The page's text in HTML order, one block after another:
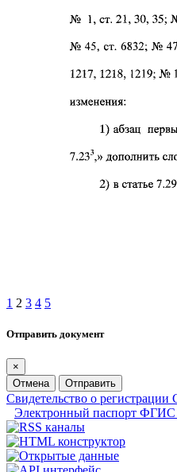
1 2 3 4 5
Отправить документ
×
Отмена
Отправить
Свидетельство о
Электронный паспорт